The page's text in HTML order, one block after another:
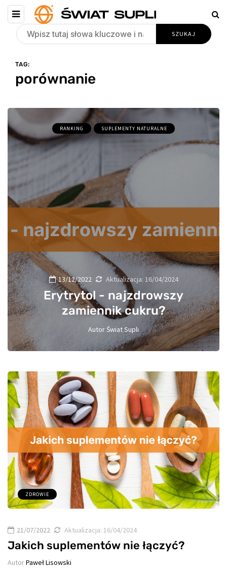
TAG:
porównanie
RANKING SUPLEMENTY NATURALNE
13/12/2022 Aktualizacja: 16/04/2024
Erytrytol - najzdrowszy
zamiennik cukru?
Autor Świat Supli
1
ZDROWIE
21/07/2022 Aktualizacja: 16/04/2024
Jakich suplementów nie łączyć?
AutorPaweł Lisowski